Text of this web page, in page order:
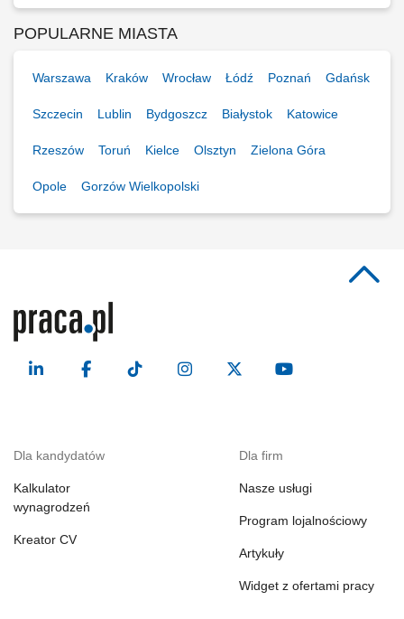
POPULARNE MIASTA
Warszawa Kraków Wrocław Łódź Poznań Gdańsk
Szczecin Lublin Bydgoszcz Białystok Katowice
Rzeszów Toruń Kielce Olsztyn Zielona Góra
Opole Gorzów Wielkopolski
Dla kandydatów
Kalkulator
wynagrodzeń
Kreator CV
Dla firm
Nasze usługi
Program lojalnościowy
Artykuły
Widget z ofertami pracy